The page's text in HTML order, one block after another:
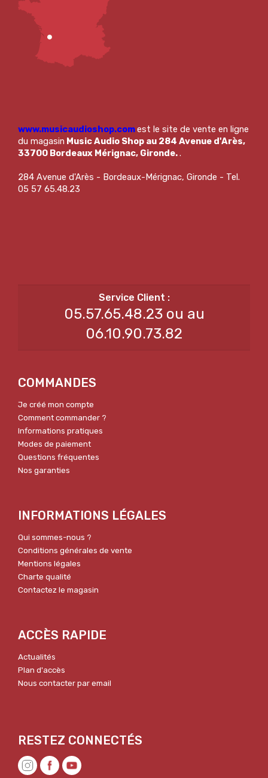
www.musicaudioshop.comest le site de vente en ligne
du magasin Music Audio Shop au 284 Avenue d'Arès,
33700 Bordeaux Mérignac, Gironde..
284 Avenue d'Arès - Bordeaux-Mérignac, Gironde - Tel.
05 57 65.48.23
05.57.65.48.23 ou au
06.10.90.73.82
COMMANDES
Je créé mon compte
Comment commander ?
Informations pratiques
Modes de paiement
Questions fréquentes
Nos garanties
INFORMATIONS LÉGALES
Qui sommes-nous ?
Conditions générales de vente
Mentions légales
Charte qualité
Contactez le magasin
ACCÈS RAPIDE
Actualités
Plan d'accès
Nous contacter par email